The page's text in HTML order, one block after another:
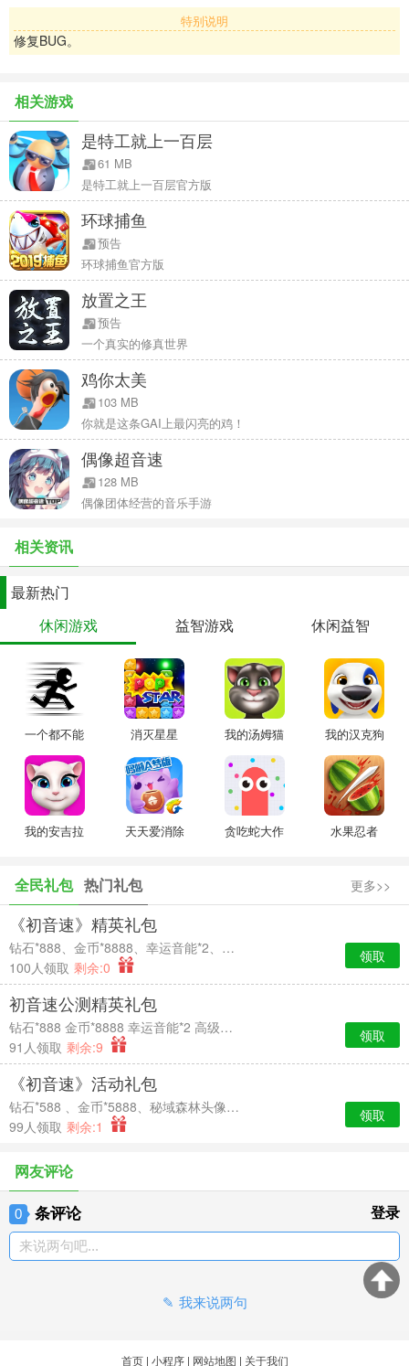
- 发挥你的创造力：从 1000 多种毛色、服装和家具的组合中挑选，打
造你专属的汤姆猫。
- 与汤姆猫互动：对汤姆猫说话，他仍然会重复你说的话。戳他、抚
摸他或是挠他痒痒，看看他如何反应。
本应用包含：
- Outfit7 产品推广与广告
- 指引客户到我们的网站以及其他 Outfit7 应用的链接
- 个性化内容来吸引用户再次玩本应用
- 通过社交网络与好友建立连接的可能性
- 通过 YouTube整合，观看由 Outfit7 动画人物出演的视频
- 进行应用内购买的选项
- 可用虚拟货币购买不同售价的道具，这取决于玩家当前的等级
- 无需花费真钱进行应用内购买即可使用应用所有功能的替代选项
使用条款：http://outfit7.com/eula/
隐私权政策：http://outfit7.com/privacy-policy/
客户支持：support@outfit7.com
特别说明
修复BUG。
相关游戏
是特工就上一百层
61 MB
是特工就上一百层官方版
环球捕鱼
预告
环球捕鱼官方版
放置之王
预告
一个真实的修真世界
鸡你太美
103 MB
你就是这条GAI上最闪亮的鸡！
偶像超音速
128 MB
偶像团体经营的音乐手游
相关资讯
最新热门
休闲游戏
益智游戏 休闲益智
一个都不能
死
消灭星星 我的汤姆猫 我的汉克狗
我的安吉拉 天天爱消除
贪吃蛇大作
水果忍者
全民礼包 热门礼包 更多>>
《初音速》精英礼包
钻石*888、金币*8888、幸运音能*2、高级经验卡*2
100人领取 剩余:0
领取
初音速公测精英礼包
钻石*888 金币*8888 幸运音能*2 高级经验卡*2
91人领取 剩余:9
领取
《初音速》活动礼包
钻石*588 、金币*5888、秘域森林头像框*7天时效、中级经验卡*2
99人领取 剩余:1
领取
网友评论
0 条评论 登录
来说两句吧...
我来说两句
首页| 小程序| 网站地图 | 关于我们